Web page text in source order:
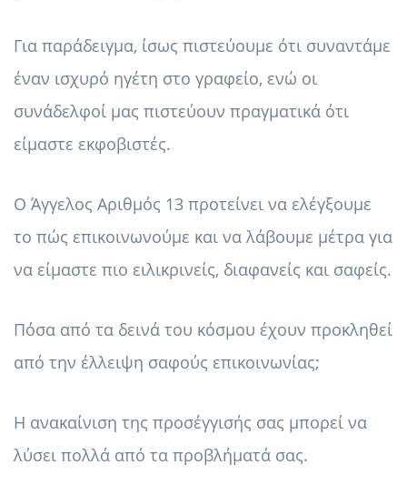
Για παράδειγμα, ίσως πιστεύουμε ότι συναντάμε
έναν ισχυρό ηγέτη στο γραφείο, ενώ οι
συνάδελφοί μας πιστεύουν πραγματικά ότι
είμαστε εκφοβιστές.
Ο Άγγελος Αριθμός 13 προτείνει να ελέγξουμε
το πώς επικοινωνούμε και να λάβουμε μέτρα για
να είμαστε πιο ειλικρινείς, διαφανείς και σαφείς.
Πόσα από τα δεινά του κόσμου έχουν προκληθεί
από την έλλειψη σαφούς επικοινωνίας;
Η ανακαίνιση της προσέγγισής σας μπορεί να
λύσει πολλά από τα προβλήματά σας.